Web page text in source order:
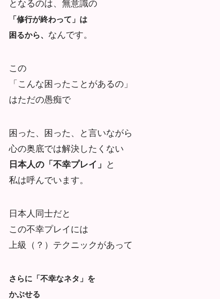
となるのは、無意識の
「修行が終わって」は
困るから、 なんです。
この
「こんな困ったことがあるの」
はただの愚痴で
困った、困った、と言いながら
心の奥底では解決したくない
日本人の「不幸プレイ」
と
私は呼んでいます。
日本人同士だと
この不幸プレイには
上級（？）テクニックがあって
さらに「不幸なネタ」を
かぶせる